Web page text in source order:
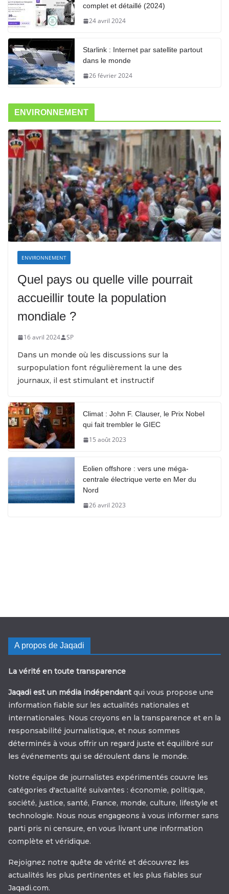
complet et détaillé (2024)
24 avril 2024
Starlink : Internet par satellite partout
dans le monde
26 février 2024
ENVIRONNEMENT
ENVIRONNEMENT
Quel pays ou quelle ville pourrait
accueillir toute la population
mondiale ?
16 avril 2024 SP
Dans un monde où les discussions sur la
surpopulation font régulièrement la une des
journaux, il est stimulant et instructif
Climat : John F. Clauser, le Prix Nobel
qui fait trembler le GIEC
15 août 2023
Eolien offshore : vers une méga-
centrale électrique verte en Mer du
Nord
26 avril 2023
A propos de Jaqadi
La vérité en toute transparence
Jaqadi est un média indépendant qui vous propose une
information fiable sur les actualités nationales et
internationales. Nous croyons en la transparence et en la
responsabilité journalistique, et nous sommes
déterminés à vous offrir un regard juste et équilibré sur
les événements qui se déroulent dans le monde.
Notre équipe de journalistes expérimentés couvre les
catégories d'actualité suivantes : économie, politique,
société, justice, santé, France, monde, culture, lifestyle et
technologie. Nous nous engageons à vous informer sans
parti pris ni censure, en vous livrant une information
complète et véridique.
Rejoignez notre quête de vérité et découvrez les
actualités les plus pertinentes et les plus fiables sur
Jaqadi.com.